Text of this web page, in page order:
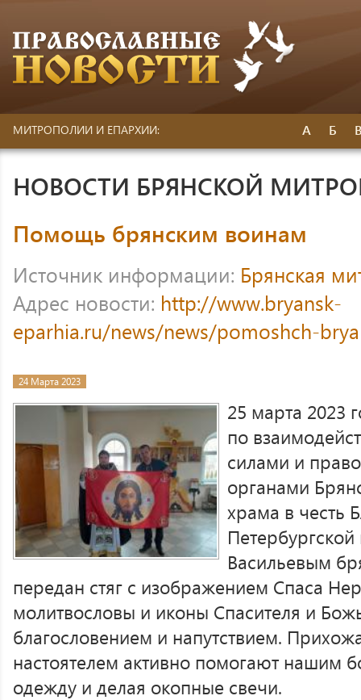
МИТРОПОЛИИ И ЕПАРХИИ: А Б
НОВОСТИ БРЯНСКОЙ
Помощь брянским воинам
Источник информации: Брянская
Адрес новости: http://www.bryansk-
eparhia.ru/news/news/pomoshch-
24 Марта 2023
25 марта 2023
по
силами и
органами
храма в честь
Васильевым
передан стяг с изображением Спаса
молитвословы и иконы Спасителя и
благословением и напутствием.
настоятелем активно помогают нашим
одежду и делая окопные свечи.